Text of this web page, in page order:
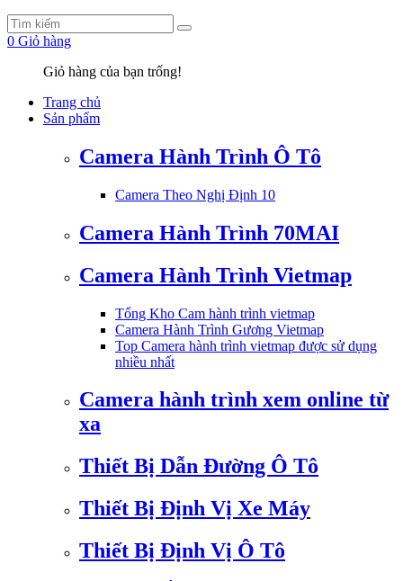
0 Giỏ hàng
Giỏ hàng của bạn trống!
Trang chủ
Sản phẩm
Camera Hành Trình Ô Tô
Camera Theo Nghị Định 10
Camera Hành Trình 70MAI
Camera Hành Trình Vietmap
Tổng Kho Cam hành trình vietmap
Camera Hành Trình Gương Vietmap
Top Camera hành trình vietmap được sử dụng
nhiều nhất
Camera hành trình xem online từ
xa
Thiết Bị Dẫn Đường Ô Tô
Thiết Bị Định Vị Xe Máy
Thiết Bị Định Vị Ô Tô